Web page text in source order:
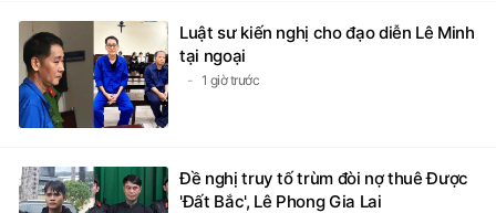
Luật sư kiến nghị cho đạo diễn Lê Minh
tại ngoại
1 giờ trước
Đề nghị truy tố trùm đòi nợ thuê Được
'Đất Bắc', Lê Phong Gia Lai